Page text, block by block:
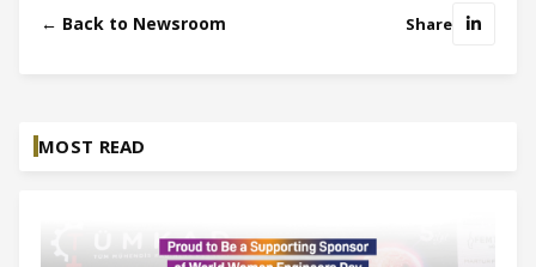
← Back to Newsroom Share
MOST READ